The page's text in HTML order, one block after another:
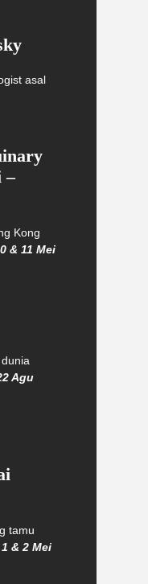
asal
–
Kong
& 11 Mei
Agu
tamu
1 & 2 Mei